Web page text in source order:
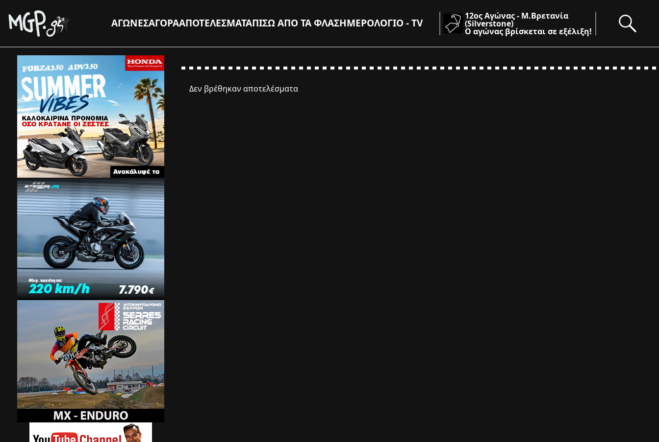
ΑΓΩΝΕΣΑΓΟΡΑΑΠΟΤΕΛΕΣΜΑΤΑΠΙΣΩ ΑΠΟ ΤΑ ΦΛΑΣΗΜΕΡΟΛΟΓΙΟ - TV
12ος Αγώνας - Μ.Βρετανία
(Silverstone)
Ο αγώνας βρίσκεται σε εξέλιξη!
Δεν βρέθηκαν αποτελέσματα